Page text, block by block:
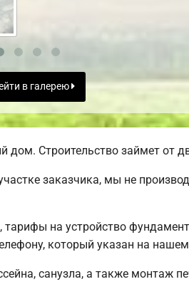
в галерею
Строительство займет от
заказчика, мы не
на устройство
который указан на нашем
санузла, а также монтаж